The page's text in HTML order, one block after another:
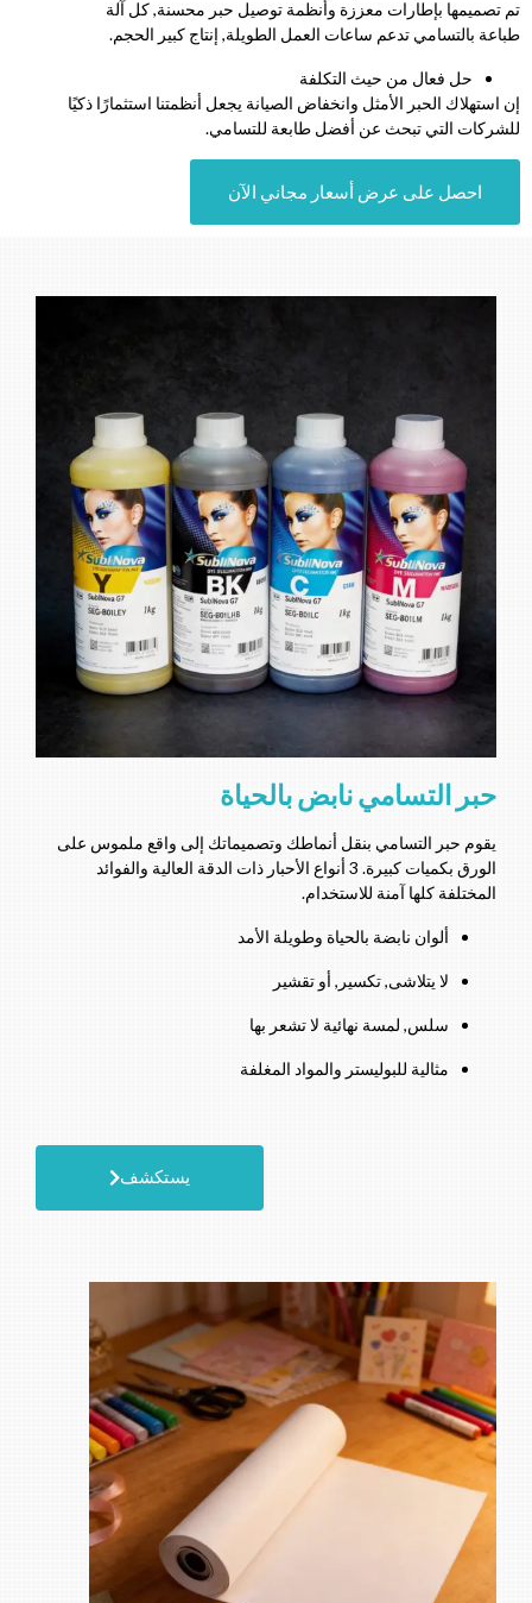
تم تصميمها بإطارات معززة وأنظمة توصيل حبر محسنة, كل آلة
طباعة بالتسامي تدعم ساعات العمل الطويلة, إنتاج كبير الحجم.
حل فعال من حيث التكلفة
إن استهلاك الحبر الأمثل وانخفاض الصيانة يجعل أنظمتنا استثمارًا ذكيًا
للشركات التي تبحث عن أفضل طابعة للتسامي.
احصل على عرض أسعار مجاني الآن
حبر التسامي نابض بالحياة
يقوم حبر التسامي بنقل أنماطك وتصميماتك إلى واقع ملموس على
الورق بكميات كبيرة. 3 أنواع الأحبار ذات الدقة العالية والفوائد
المختلفة كلها آمنة للاستخدام.
ألوان نابضة بالحياة وطويلة الأمد
لا يتلاشى, تكسير, أو تقشير
سلس, لمسة نهائية لا تشعر بها
مثالية للبوليستر والمواد المغلفة
يستكشف